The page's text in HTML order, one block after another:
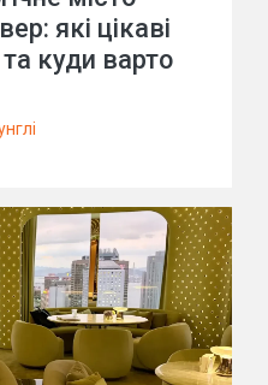
які цікаві
та куди варто